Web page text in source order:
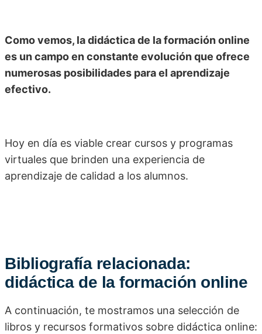
Como vemos, la didáctica de la formación online
es un campo en constante evolución que ofrece
numerosas posibilidades para el aprendizaje
efectivo.
Hoy en día es viable crear cursos y programas
virtuales que brinden una experiencia de
aprendizaje de calidad a los alumnos.
Bibliografía relacionada:
didáctica de la formación online
A continuación, te mostramos una selección de
libros y recursos formativos sobre didáctica online: